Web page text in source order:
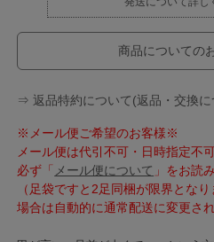
商品についての
⇒ 返品特約について(返品・交換に
※メール便ご希望のお客様※
メール便は代引不可・日時指定不
必ず「 メール便について 」をお読
（足袋ですと2足同梱が限界とな
場合は自動的に通常配送に変更さ